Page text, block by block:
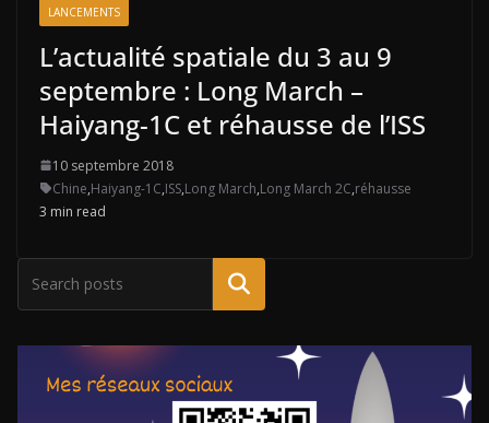
LANCEMENTS
L’actualité spatiale du 3 au 9
septembre : Long March –
Haiyang-1C et réhausse de l’ISS
10 septembre 2018
Chine,Haiyang-1C,ISS,Long March,Long March 2C,réhausse
3 min read